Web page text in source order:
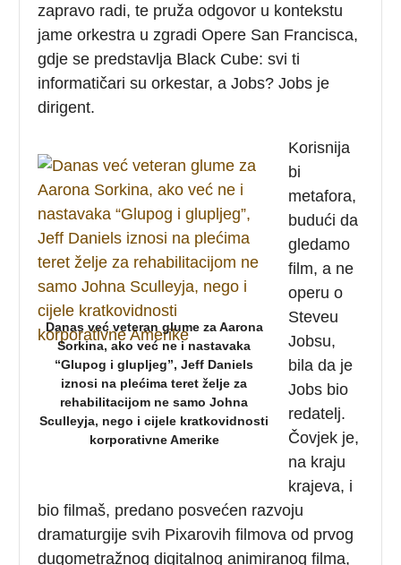
zapravo radi, te pruža odgovor u kontekstu
jame orkestra u zgradi Opere San Francisca,
gdje se predstavlja Black Cube: svi ti
informatičari su orkestar, a Jobs? Jobs je
dirigent.
Danas već veteran glume za Aarona
Sorkina, ako već ne i nastavaka
“Glupog i glupljeg”, Jeff Daniels
iznosi na plećima teret želje za
rehabilitacijom ne samo Johna
Sculleyja, nego i cijele kratkovidnosti
korporativne Amerike
Korisnija
bi
metafora,
budući da
gledamo
film, a ne
operu o
Steveu
Jobsu,
bila da je
Jobs bio
redatelj.
Čovjek je,
na kraju
krajeva, i
bio filmaš, predano posvećen razvoju
dramaturgije svih Pixarovih filmova od prvog
dugometražnog digitalnog animiranog filma,